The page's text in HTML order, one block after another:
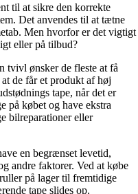
til at sikre den korrekte
Det anvendes til at tætne
Men hvorfor er det vigtigt
eller på tilbud?
tvivl ønsker de fleste at få
de får et produkt af høj
tape, når det er
på købet og have ekstra
bilreparationer eller
en begrænset levetid,
andre faktorer. Ved at købe
på lager til fremtidige
tape slides op.